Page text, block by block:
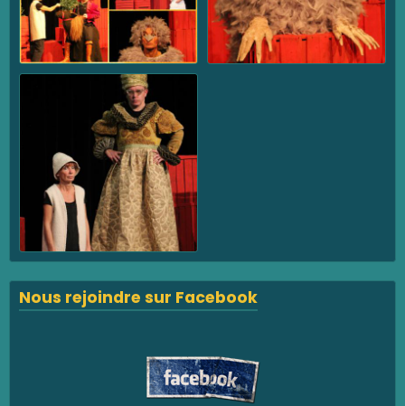
Nous rejoindre sur Facebook